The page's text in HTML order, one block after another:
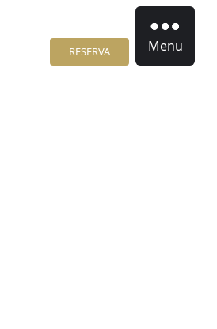
RESERVA Menu